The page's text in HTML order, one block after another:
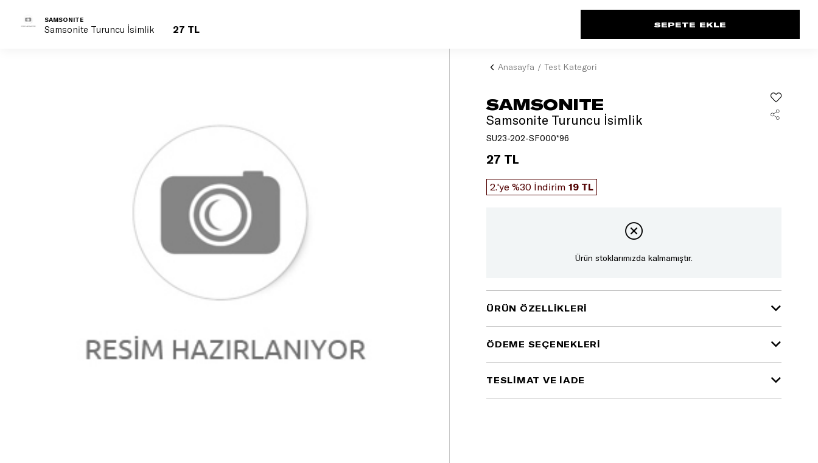
Anasayfa Test Kategori
SAMSONITE
Samsonite Turuncu İsimlik
SU23-202-SF000*96
27 TL
2.'ye %30 İndirim 19 TL
Ürün stoklarımızda kalmamıştır.
ÜRÜN ÖZELLIKLERI
ÖDEME SEÇENEKLERI
TESLİMAT VE İADE
SAMSONITE
Samsonite Turuncu İsimlik 27 TL